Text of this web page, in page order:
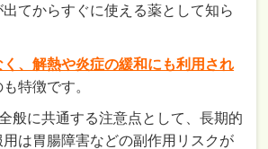
てからすぐに使える薬として知ら
、解熱や炎症の緩和にも利用され
特徴です。
般に共通する注意点として、長期的
は胃腸障害などの副作用リスクが